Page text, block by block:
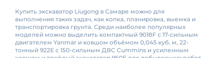
Купить экскаватор Liugong в Самаре можно для
выполнения таких задач, как копка, планировка, выемка и
транспортировка грунта. Среди наиболее популярных
моделей можно выделить компактный 9018F с 17-сильным
двигателем Yanmar и ковшом объёмом 0,045 куб. м, 22-
тонный 922E с 150-сильным ДВС Cummins и усиленным